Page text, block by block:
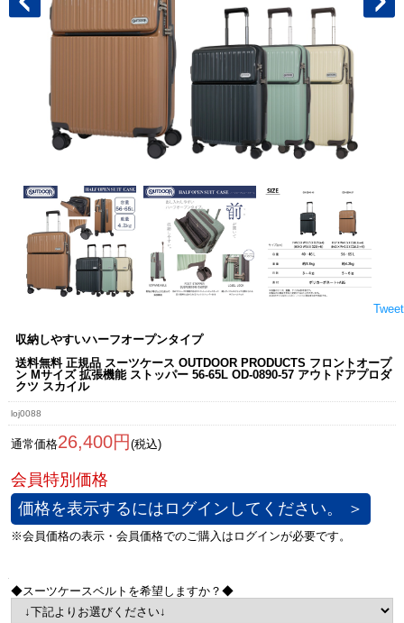
Tweet
収納しやすいハーフオープンタイプ
送料無料 正規品 スーツケース OUTDOOR PRODUCTS フロントオープ
ン Mサイズ 拡張機能 ストッパー 56-65L OD-0890-57 アウトドアプロダ
クツ スカイル
loj0088
通常価格26,400円 (税込)
価格を表示するにはログインしてください。 ＞
◆スーツケースベルトを希望しますか？◆